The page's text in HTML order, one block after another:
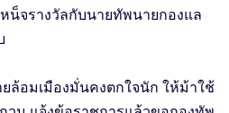
หน็จรางวัลกับนายทัพนายกองแล
ล้อมเมืองมั่นคงตกใจนัก ให้ม้าใช้